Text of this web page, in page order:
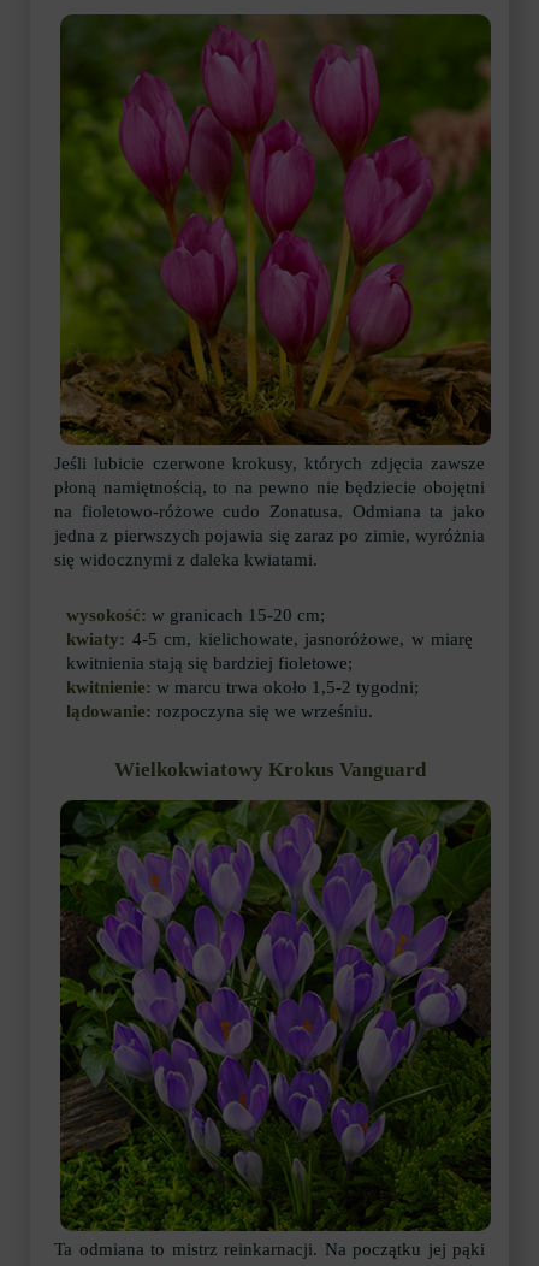
Jeśli lubicie czerwone krokusy, których zdjęcia zawsze
płoną namiętnością, to na pewno nie będziecie obojętni
na fioletowo-różowe cudo Zonatusa. Odmiana ta jako
jedna z pierwszych pojawia się zaraz po zimie, wyróżnia
się widocznymi z daleka kwiatami.
wysokość: w granicach 15-20 cm;
kwiaty: 4-5 cm, kielichowate, jasnoróżowe, w miarę
kwitnienia stają się bardziej fioletowe;
kwitnienie: w marcu trwa około 1,5-2 tygodni;
lądowanie: rozpoczyna się we wrześniu.
Wielkokwiatowy Krokus Vanguard
Ta odmiana to mistrz reinkarnacji. Na początku jej pąki